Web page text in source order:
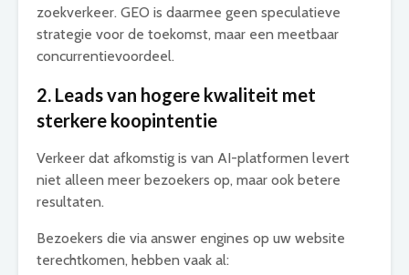
zoekverkeer. GEO is daarmee geen speculatieve
strategie voor de toekomst, maar een meetbaar
concurrentievoordeel.
2. Leads van hogere kwaliteit met
sterkere koopintentie
Verkeer dat afkomstig is van AI-platformen levert
niet alleen meer bezoekers op, maar ook betere
resultaten.
Bezoekers die via answer engines op uw website
terechtkomen, hebben vaak al: